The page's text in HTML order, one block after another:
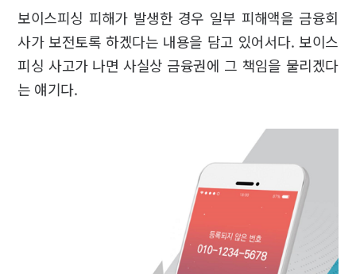
보이스피싱 피해가 발생한 경우 일부 피해액을 금융회
사가 보전토록 하겠다는 내용을 담고 있어서다. 보이스
피싱 사고가 나면 사실상 금융권에 그 책임을 물리겠다
는 얘기다.